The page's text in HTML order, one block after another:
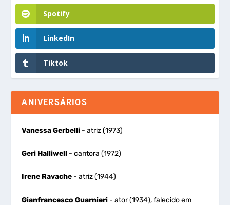
Spotify
LinkedIn
Tiktok
ANIVERSÁRIOS
Vanessa Gerbelli - atriz (1973)
Geri Halliwell - cantora (1972)
Irene Ravache - atriz (1944)
Gianfrancesco Guarnieri - ator (1934), falecido em